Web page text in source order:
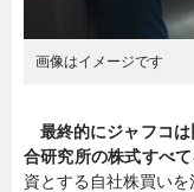
画像はイメージです
最終的にジャフコ
合研究所の株式すべ
資とする自社株買いを